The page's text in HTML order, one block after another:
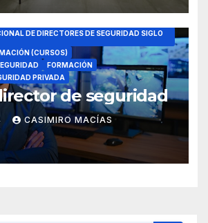
DE DIRECTORES DE SEGURIDAD SIGLO
(CURSOS)
FORMACIÓN
PRIVADA
de seguridad
CASIMIRO MACÍAS